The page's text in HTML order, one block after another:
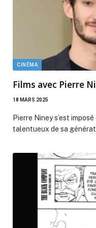
CINÉMA
Films avec Pierre
18 MARS 2025
Pierre Niney s’est
talentueux de sa